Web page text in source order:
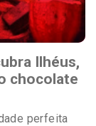
Ilhéus,
chocolate
perfeita